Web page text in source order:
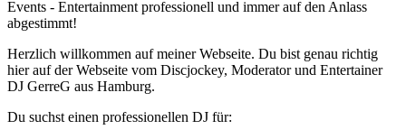
Events - Entertainment professionell und immer auf den Anlass
abgestimmt!
Herzlich willkommen auf meiner Webseite. Du bist genau richtig
hier auf der Webseite vom Discjockey, Moderator und Entertainer
DJ GerreG aus Hamburg.
Du suchst einen professionellen DJ für: